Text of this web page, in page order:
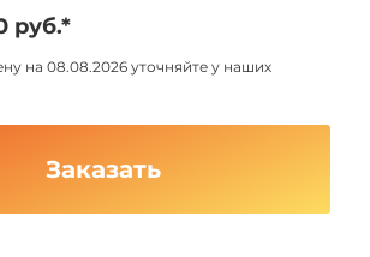
руб.*
на 08.08.2026 уточняйте у наших
Заказать